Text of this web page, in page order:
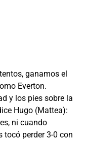
ganamos el
Everton.
y los pies sobre la
Hugo (Mattea):
ni cuando
tocó perder 3-0 con